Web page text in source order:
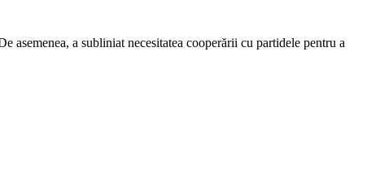
a subliniat necesitatea cooperării cu partidele pentru a